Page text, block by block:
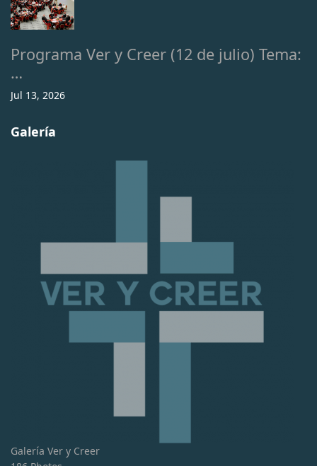
Programa Ver y Creer (12 de julio) Tema:
…
Jul 13, 2026
Galería
Galería Ver y Creer